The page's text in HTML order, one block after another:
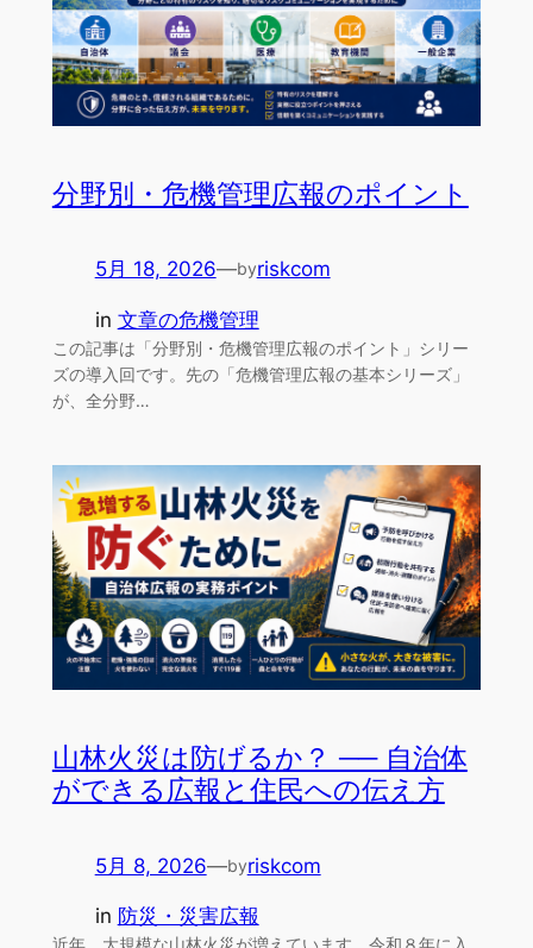
分野別・危機管理広報のポイント
5月 18, 2026—byriskcom
in 文章の危機管理
この記事は「分野別・危機管理広報のポイント」シリー
ズの導入回です。先の「危機管理広報の基本シリーズ」
が、全分野…
山林火災は防げるか？ ── 自治体
ができる広報と住民への伝え方
5月 8, 2026—byriskcom
in 防災・災害広報